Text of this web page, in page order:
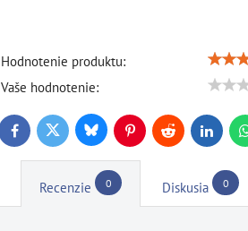
Hodnotenie produktu:
Vaše hodnotenie:
FacebookTwitter BlueskyPinterestReddit LinkedIn
Recenzie 0 Diskusia 0